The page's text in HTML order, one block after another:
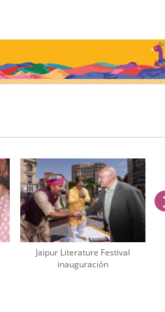
Jaipur Literature Festival
inauguración